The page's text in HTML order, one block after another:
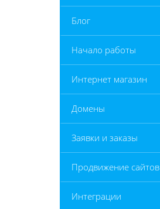
Блог
Начало работы
Интернет магазин
Домены
Заявки и заказы
Продвижение сайтов
Интеграции